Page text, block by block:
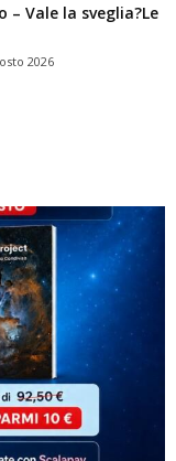
– Vale la sveglia?Le
2026